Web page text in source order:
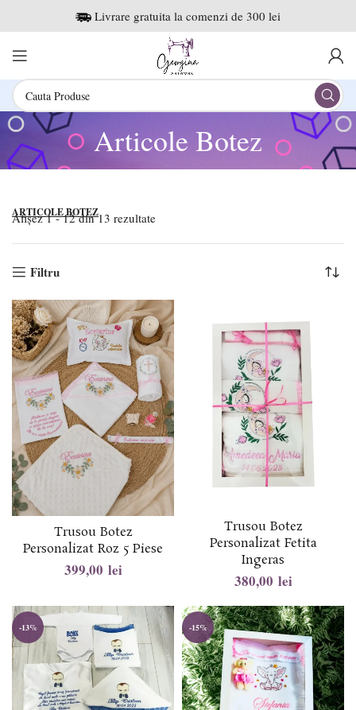
Livrare gratuita la comenzi de 300 lei
Articole Botez
ARTICOLE BOTEZ
Afișez 1 - 12 din 13 rezultate
Filtru
Trusou Botez
Personalizat Roz 5 Piese
lei
Trusou Botez
Personalizat Fetita
Ingeras
lei
-13% -15%